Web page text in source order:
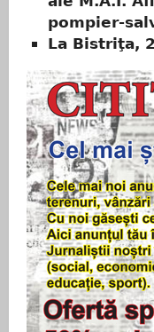
pompier-
La Bistriţa,